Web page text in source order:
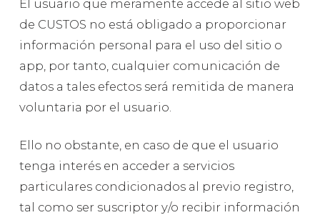
El usuario que meramente accede al sitio web
de CUSTOS no está obligado a proporcionar
información personal para el uso del sitio o
app, por tanto, cualquier comunicación de
datos a tales efectos será remitida de manera
voluntaria por el usuario.
Ello no obstante, en caso de que el usuario
tenga interés en acceder a servicios
particulares condicionados al previo registro,
tal como ser suscriptor y/o recibir información